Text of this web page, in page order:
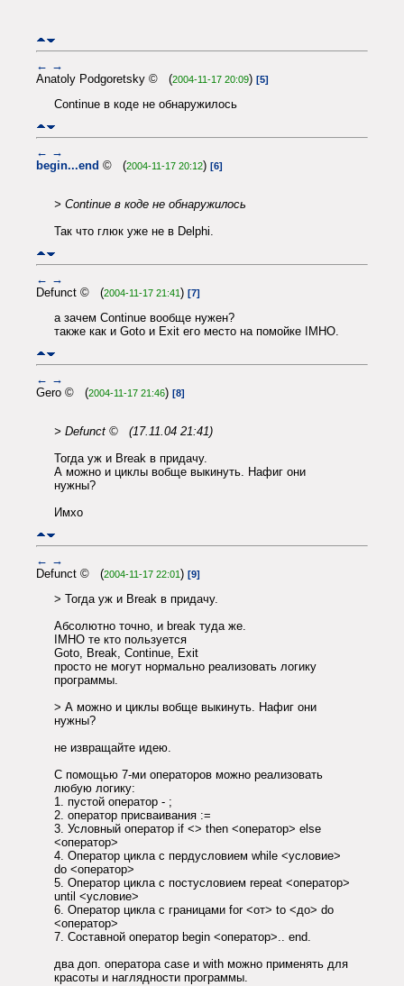
← →
Anatoly Podgoretsky © (2004-11-17 20:09) [5]
Continue в коде не обнаружилось
← →
begin...end © (2004-11-17 20:12) [6]
> Continue в коде не обнаружилось
Так что глюк уже не в Delphi.
← →
Defunct © (2004-11-17 21:41) [7]
а зачем Continue вообще нужен?
также как и Goto и Exit его место на помойке IMHO.
← →
Gero © (2004-11-17 21:46) [8]
> Defunct © (17.11.04 21:41)
Тогда уж и Break в придачу.
А можно и циклы вобще выкинуть. Нафиг они
нужны?
Имхо
← →
Defunct © (2004-11-17 22:01) [9]
> Тогда уж и Break в придачу.
Абсолютно точно, и break туда же.
IMHO те кто пользуется
Goto, Break, Continue, Exit
просто не могут нормально реализовать логику
программы.
> А можно и циклы вобще выкинуть. Нафиг они
нужны?
не извращайте идею.
C помощью 7-ми операторов можно реализовать
любую логику:
1. пустой оператор - ;
2. оператор присваивания :=
3. Условный оператор if <> then <оператор> else
<оператор>
4. Оператор цикла с пердусловием while <условие>
do <оператор>
5. Оператор цикла с постусловием repeat <оператор>
until <условие>
6. Оператор цикла с границами for <от> to <до> do
<оператор>
7. Составной оператор begin <оператор>.. end.
два доп. оператора case и with можно применять для
красоты и наглядности программы.